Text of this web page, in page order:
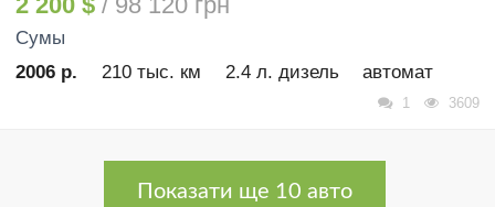
Сумы
2006 р.
210 тыс. км 2.4 л. дизель автомат
1 3609
Показати ще 10 авто